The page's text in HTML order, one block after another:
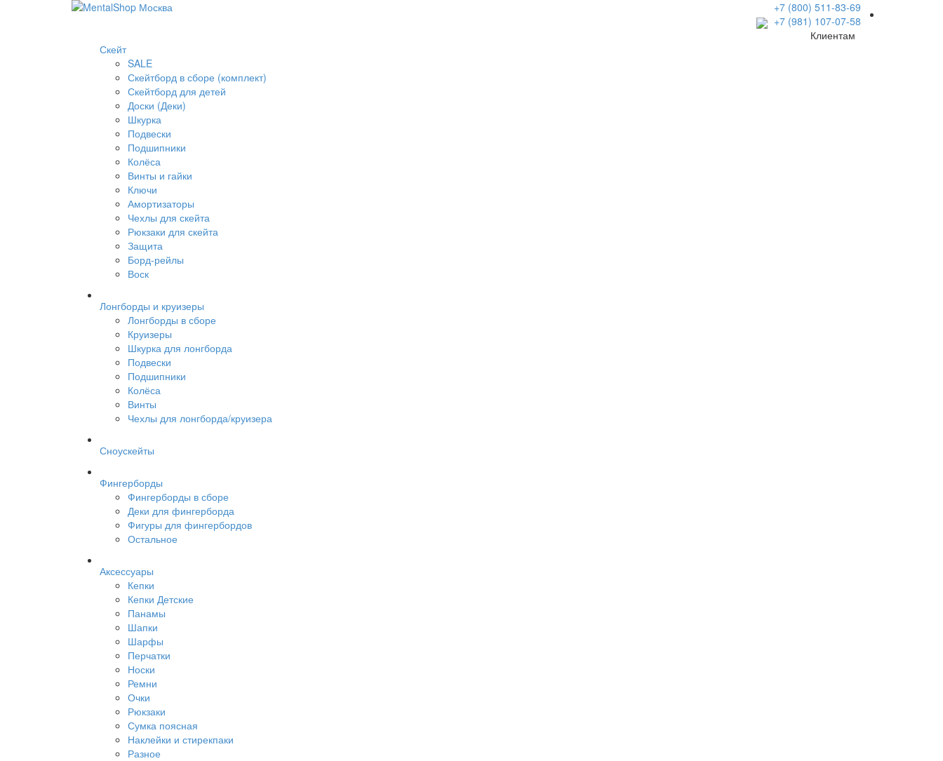
+7 (800) 511-83-69
+7 (981) 107-07-58
Клиентам
Скейт
SALE
Скейтборд в сборе (комплект)
Скейтборд для детей
Доски (Деки)
Шкурка
Подвески
Подшипники
Колёса
Винты и гайки
Ключи
Амортизаторы
Чехлы для скейта
Рюкзаки для скейта
Защита
Борд-рейлы
Воск
Лонгборды и круизеры
Лонгборды в сборе
Круизеры
Шкурка для лонгборда
Подвески
Подшипники
Колёса
Винты
Чехлы для лонгборда/круизера
Сноускейты
Фингерборды
Фингерборды в сборе
Деки для фингерборда
Фигуры для фингербордов
Остальное
Аксессуары
Кепки
Кепки Детские
Панамы
Шапки
Шарфы
Перчатки
Носки
Ремни
Очки
Рюкзаки
Сумка поясная
Наклейки и стирекпаки
Разное